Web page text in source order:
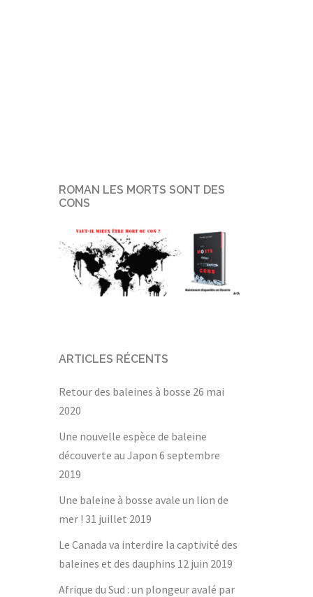
ROMAN LES MORTS SONT DES
CONS
ARTICLES RÉCENTS
Retour des baleines à bosse 26 mai
2020
Une nouvelle espèce de baleine
découverte au Japon 6 septembre
2019
Une baleine à bosse avale un lion de
mer ! 31 juillet 2019
Le Canada va interdire la captivité des
baleines et des dauphins 12 juin 2019
Afrique du Sud : un plongeur avalé par